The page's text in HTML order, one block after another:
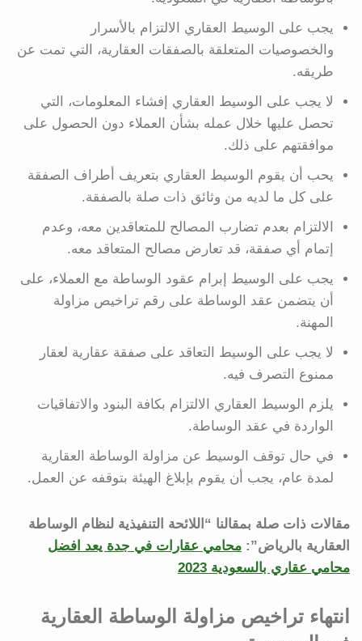
يجب على الوسيط العقاري الالتزام بالأسرار
والخصوصيات المتعلقة بالصفقات العقارية، التي تمت عن
طريقه.
لا يجب على الوسيط العقاري إفشاء المعلومات، التي
تحصل عليها خلال عمله بشأن العملاء دون الحصول على
موافقتهم على ذلك.
يحب أن يقوم الوسيط العقاري بتعريف أطراف الصفقة
على كل ما لديه من وثائق ذات صلة بالصفقة.
الالتزام بعدم تضارب المصالح للمتعاقدين معه، وعدم
إتمام أي صفقة، قد تعارض مصالح المتعاقد معه.
يجب على الوسيط إبرام عقود الوساطة مع العملاء، على
أن يتضمن عقد الوساطة على رقم تراخيص مزاولة
المهنة.
لا يجب على الوسيط التعاقد على صفقة عقارية لعقار
ممنوع التصرف فيه.
يلزم الوسيط العقاري الالتزام بكافة البنود والاتفاقيات
الواردة في عقد الوساطة.
في حال توقف الوسيط عن مزاولة الوساطة العقارية
لمدة عام، يجب أن يقوم بإبلاغ الهيئة بتوقفه عن العمل.
مقالات ذات صلة بمقالنا “اللائحة التنفيذية لنظام الوساطة
العقارية بالرياض”: محامي عقارات في جدة يعد افضل
محامي عقاري بالسعودية 2023
انتهاء تراخيص مزاولة الوساطة العقارية